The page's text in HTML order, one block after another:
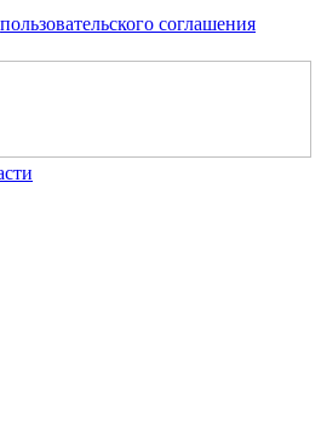
пользовательского соглашения